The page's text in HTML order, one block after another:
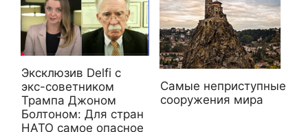
Эксклюзив Delfi с
экс-советником
Трампа Джоном
Болтоном: Для стран
НАТО самое опасное
Самые неприступные
сооружения мира